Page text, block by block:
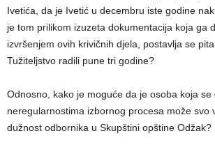
Ivetića, da je Ivetić u decembru iste godine
je tom prilikom izuzeta dokumentacija koja ga
izvršenjem ovih krivičnih djela, postavlja se
Tužiteljstvo radili pune tri godine?
Odnosno, kako je moguće da je osoba koja se
neregularnostima izbornog procesa može svo
dužnost odbornika u Skupštini opštine Odžak?